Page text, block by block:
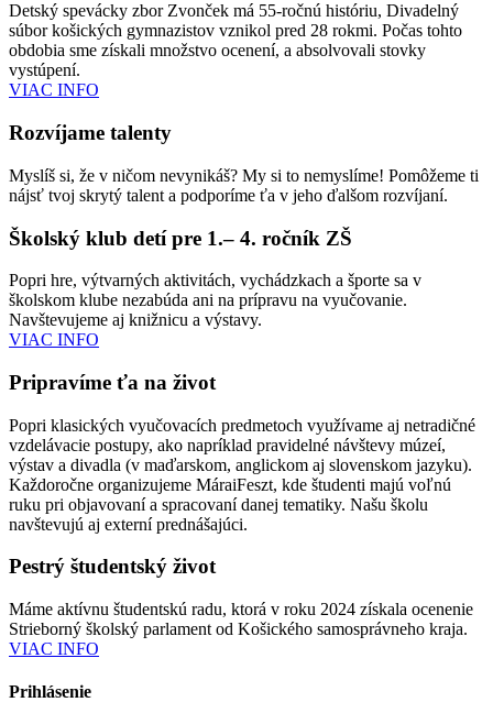
Detský spevácky zbor Zvonček má 55-ročnú históriu, Divadelný
súbor košických gymnazistov vznikol pred 28 rokmi. Počas tohto
obdobia sme získali množstvo ocenení, a absolvovali stovky
vystúpení.
VIAC INFO
Rozvíjame talenty
Myslíš si, že v ničom nevynikáš? My si to nemyslíme! Pomôžeme ti
nájsť tvoj skrytý talent a podporíme ťa v jeho ďalšom rozvíjaní.
Školský klub detí pre 1.– 4. ročník ZŠ
Popri hre, výtvarných aktivitách, vychádzkach a športe sa v
školskom klube nezabúda ani na prípravu na vyučovanie.
Navštevujeme aj knižnicu a výstavy.
VIAC INFO
Pripravíme ťa na život
Popri klasických vyučovacích predmetoch využívame aj netradičné
vzdelávacie postupy, ako napríklad pravidelné návštevy múzeí,
výstav a divadla (v maďarskom, anglickom aj slovenskom jazyku).
Každoročne organizujeme MáraiFeszt, kde študenti majú voľnú
ruku pri objavovaní a spracovaní danej tematiky. Našu školu
navštevujú aj externí prednášajúci.
Pestrý študentský život
Máme aktívnu študentskú radu, ktorá v roku 2024 získala ocenenie
Strieborný školský parlament od Košického samosprávneho kraja.
VIAC INFO
Prihlásenie